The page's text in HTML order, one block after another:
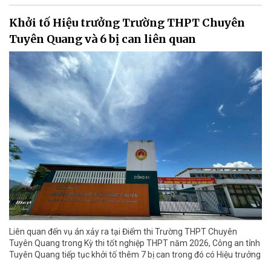
Khởi tố Hiệu trưởng Trường THPT Chuyên
Tuyên Quang và 6 bị can liên quan
Liên quan đến vụ án xảy ra tại Điểm thi Trường THPT Chuyên
Tuyên Quang trong Kỳ thi tốt nghiệp THPT năm 2026, Công an tỉnh
Tuyên Quang tiếp tục khởi tố thêm 7 bị can trong đó có Hiệu trưởng